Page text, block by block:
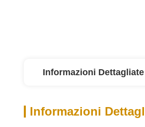
Informazioni Dettagliate
Informazioni